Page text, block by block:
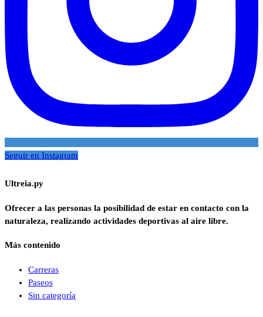
Seguir en Instagram
Ultreia.py
Ofrecer a las personas la posibilidad de estar en contacto con la
naturaleza, realizando actividades deportivas al aire libre.
Más contenido
Carreras
Paseos
Sin categoría